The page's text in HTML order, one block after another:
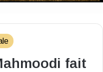
fait